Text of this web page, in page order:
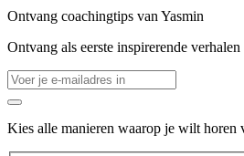
Ontvang coachingtips van Yasmin
Ontvang als eerste inspirerende
Kies alle manieren waarop je wilt horen